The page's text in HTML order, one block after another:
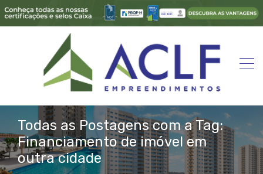
Todas as Postagens com a Tag:
Financiamento de imóvel em
outra cidade